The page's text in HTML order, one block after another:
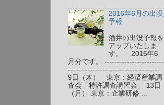
2016年6月の出没
予報
酒井の出没予報を
アップいたしま
す。 2016年6
月分です。 ------------------------
-------------------------------------
9日（木） 東京：経済産業調
査会「特許調査講習会」 13日
（月） 東京：企業研修 ...